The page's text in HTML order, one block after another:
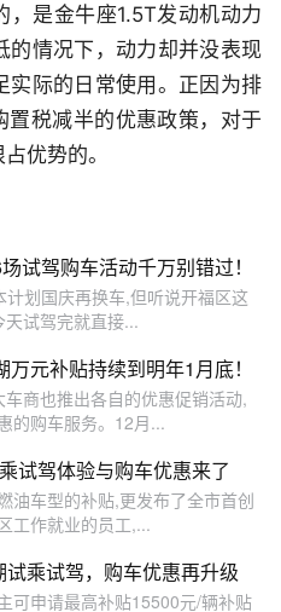
，是金牛座1.5T发动机动力
的情况下，动力却并没表现
实际的日常使用。正因为排
置税减半的优惠政策，对于
优势的。
试驾购车活动千万别错过！
划国庆再换车,但听说开福区这
试驾完就直接...
元补贴持续到明年1月底！
商也推出各自的优惠促销活动,
的购车服务。12月...
试驾体验与购车优惠来了
油车型的补贴,更发布了全市首创
工作就业的员工,...
乘试驾，购车优惠再升级
可申请最高补贴15500元/辆补贴